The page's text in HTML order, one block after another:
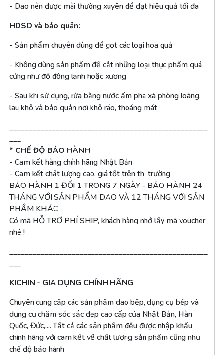
- Dao nên được mài thường xuyên để đạt hiệu quả tối đa
HDSD và bảo quản:
- Sản phẩm chuyên dùng để gọt các loại hoa quả
- Không dùng sản phẩm để cắt những loại thực phẩm quá
cứng như đồ đông lạnh hoặc xương
- Sau khi sử dụng, rửa bằng nước ấm pha xà phòng loãng,
lau khô và bảo quản nơi khô ráo, thoáng mát
___________________________________________________
___
* CHẾ ĐỘ BẢO HÀNH
- Cam kết hàng chính hãng Nhật Bản
- Cam kết chất lượng cao, giá tốt trên thị trường
BẢO HÀNH 1 ĐỔI 1 TRONG 7 NGÀY - BẢO HÀNH 24
THÁNG VỚI SẢN PHẨM DAO VÀ 12 THÁNG VỚI SẢN
PHẨM KHÁC
Có mã HỖ TRỢ PHÍ SHIP, khách hàng nhớ lấy mã voucher
nhé !
___________________________________________________
___
KICHIN - GIA DỤNG CHÍNH HÃNG
Chuyên cung cấp các sản phẩm dao bếp, dụng cụ bếp và
dụng cụ chăm sóc sắc đẹp cao cấp của Nhật Bản, Hàn
Quốc, Đức,.... Tất cả các sản phẩm đều được nhập khẩu
chính hãng với cam kết về chất lượng sản phẩm cũng như
chế độ bảo hành